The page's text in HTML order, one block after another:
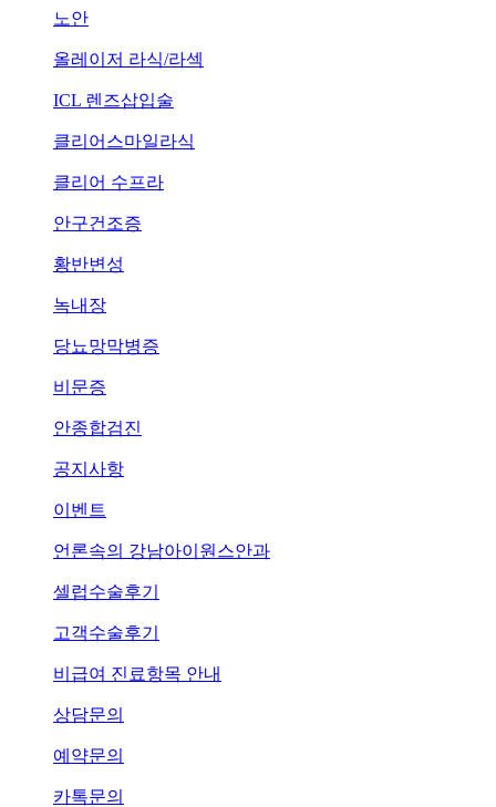
노안
올레이저 라식/라섹
ICL 렌즈삽입술
클리어스마일라식
클리어 수프라
안구건조증
황반변성
녹내장
당뇨망막병증
비문증
안종합검진
공지사항
이벤트
언론속의 강남아이원스안과
셀럽수술후기
고객수술후기
비급여 진료항목 안내
상담문의
예약문의
카톡문의